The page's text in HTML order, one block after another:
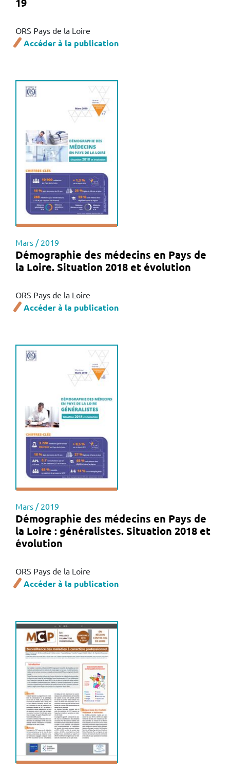
ORS Pays de la Loire
Accéder à la publication
Mars / 2019
Démographie des médecins en Pays de
la Loire. Situation 2018 et évolution
ORS Pays de la Loire
Accéder à la publication
Mars / 2019
Démographie des médecins en Pays de
la Loire : généralistes. Situation 2018 et
évolution
ORS Pays de la Loire
Accéder à la publication